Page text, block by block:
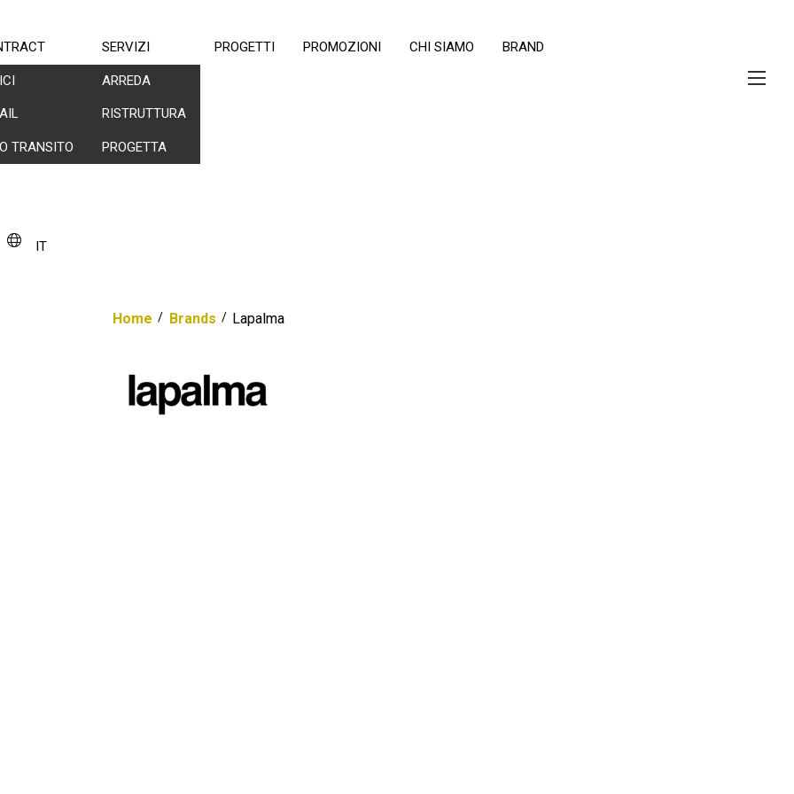
TRANSITO
SERVIZI
ARREDA
RISTRUTTURA
PROGETTA
PROGETTI PROMOZIONI CHI SIAMO BRAND
IT
Home / Brands / Lapalma